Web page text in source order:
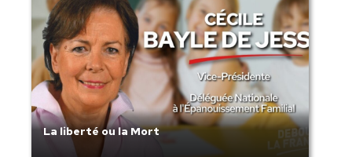
La liberté ou la Mort